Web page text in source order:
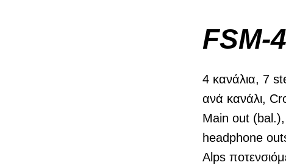
FSM-
4 κανάλια, 7
ανά κανάλι,
Main out
headphone
Alps